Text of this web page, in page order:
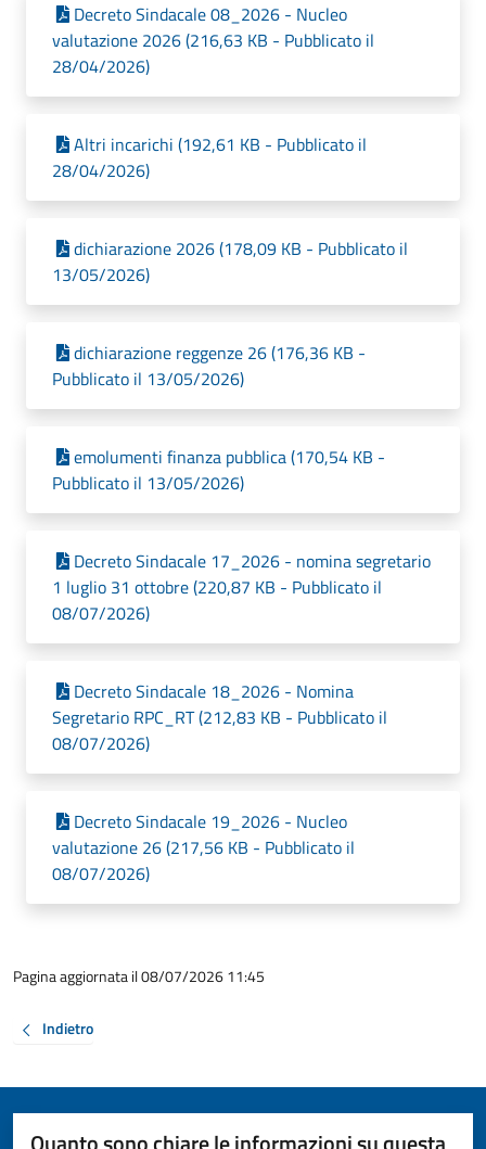
Decreto Sindacale 08_2026 - Nucleo
valutazione 2026 (216,63 KB - Pubblicato il
28/04/2026)
Altri incarichi (192,61 KB - Pubblicato il
28/04/2026)
dichiarazione 2026 (178,09 KB - Pubblicato il
13/05/2026)
dichiarazione reggenze 26 (176,36 KB -
Pubblicato il 13/05/2026)
emolumenti finanza pubblica (170,54 KB -
Pubblicato il 13/05/2026)
Decreto Sindacale 17_2026 - nomina segretario
1 luglio 31 ottobre (220,87 KB - Pubblicato il
08/07/2026)
Decreto Sindacale 18_2026 - Nomina
Segretario RPC_RT (212,83 KB - Pubblicato il
08/07/2026)
Decreto Sindacale 19_2026 - Nucleo
valutazione 26 (217,56 KB - Pubblicato il
08/07/2026)
Pagina aggiornata il 08/07/2026 11:45
Indietro